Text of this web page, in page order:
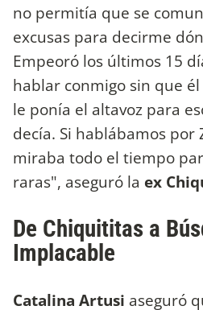
no permitía que se
excusas para decirme
Empeoró los últimos 15
hablar conmigo sin que
le ponía el altavoz para
decía. Si hablábamos por
miraba todo el tiempo
raras", aseguró la ex
De Chiquititas a
Implacable
Catalina Artusi aseguró